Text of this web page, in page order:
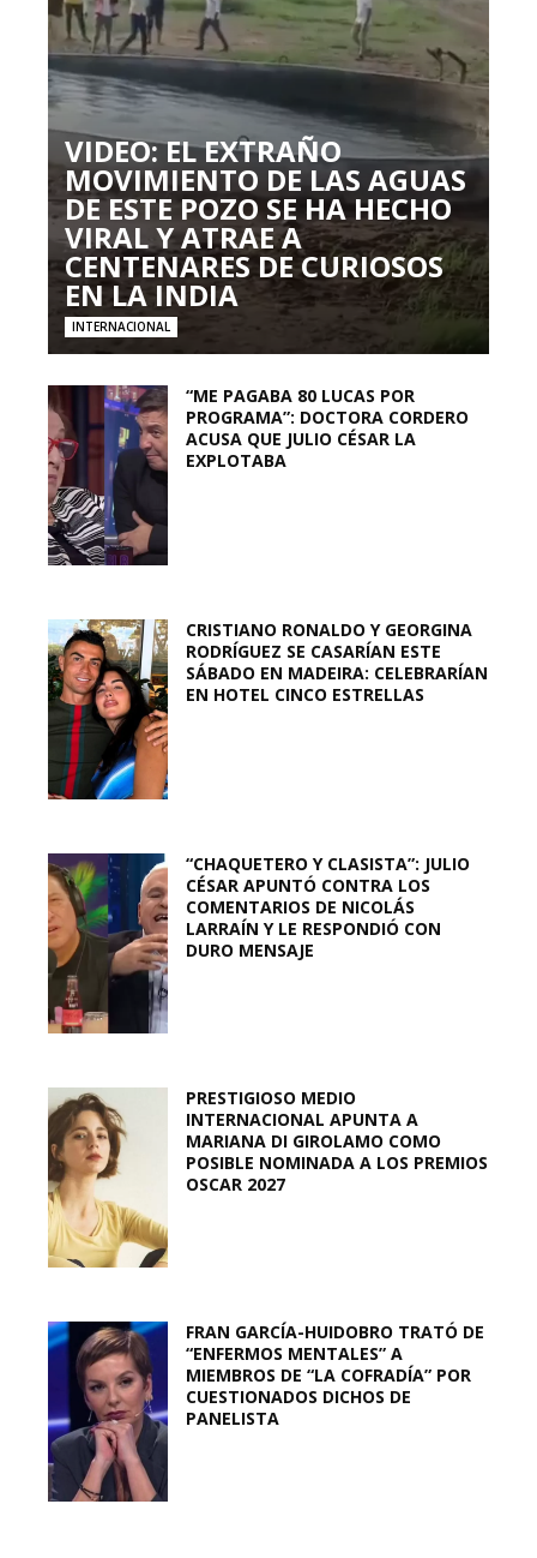
VIDEO: EL EXTRAÑO
MOVIMIENTO DE LAS AGUAS
DE ESTE POZO SE HA HECHO
VIRAL Y ATRAE A
CENTENARES DE CURIOSOS
EN LA INDIA
INTERNACIONAL
“ME PAGABA 80 LUCAS POR
PROGRAMA”: DOCTORA CORDERO
ACUSA QUE JULIO CÉSAR LA
EXPLOTABA
CRISTIANO RONALDO Y GEORGINA
RODRÍGUEZ SE CASARÍAN ESTE
SÁBADO EN MADEIRA: CELEBRARÍAN
EN HOTEL CINCO ESTRELLAS
“CHAQUETERO Y CLASISTA”: JULIO
CÉSAR APUNTÓ CONTRA LOS
COMENTARIOS DE NICOLÁS
LARRAÍN Y LE RESPONDIÓ CON
DURO MENSAJE
PRESTIGIOSO MEDIO
INTERNACIONAL APUNTA A
MARIANA DI GIROLAMO COMO
POSIBLE NOMINADA A LOS PREMIOS
OSCAR 2027
FRAN GARCÍA-HUIDOBRO TRATÓ DE
“ENFERMOS MENTALES” A
MIEMBROS DE “LA COFRADÍA” POR
CUESTIONADOS DICHOS DE
PANELISTA